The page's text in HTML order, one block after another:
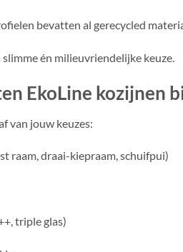
bevatten al gerecycled
slimme én milieuvriendelijke keuze.
EkoLine kozijnen
van jouw keuzes:
raam, draai-kiepraam, schuifpui)
triple glas)